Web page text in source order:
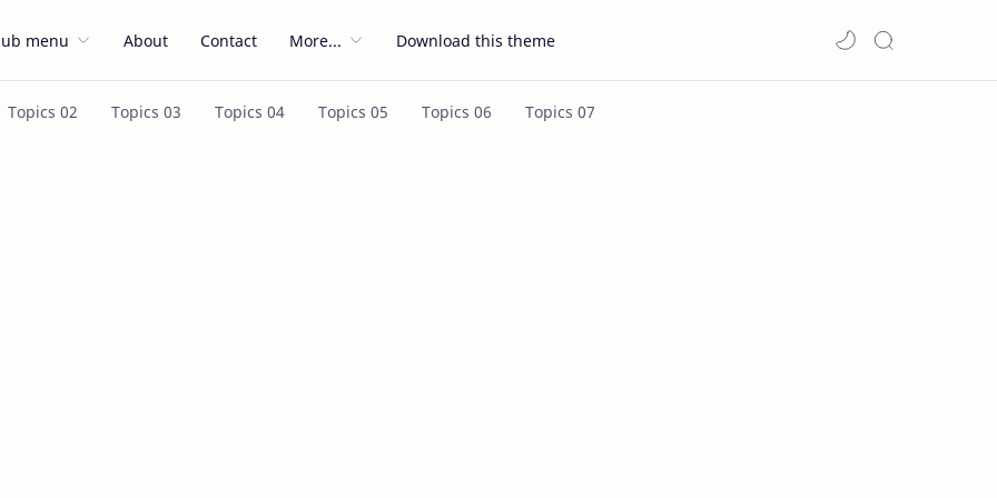
menu About Contact More... Download this theme